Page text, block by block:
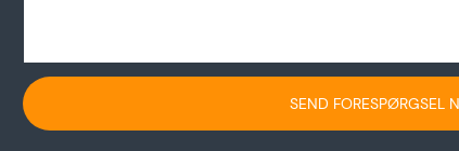
SEND FORESPØRGSEL